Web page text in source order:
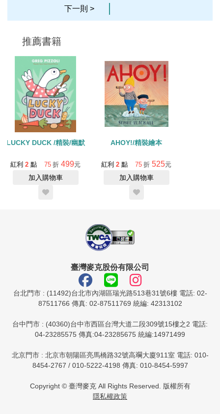
下一則 >
推薦書籍
LUCKY DUCK /精裝/幽默
紅利 2 點 75 折 499元
加入購物車
AHOY!/精裝繪本
紅利 2 點 75 折 525元
加入購物車
臺灣麥克股份有限公司
台北門市 : (11492)台北市內湖區瑞光路513巷31號6樓 電話: 02-
87511766 傳真: 02-87511769 統編: 42313102
台中門市 : (40360)台中市西區台灣大道二段309號15樓之2 電話:
04-23285575 傳真:04-23285675 統編:14971499
北京門市 : 北京市朝陽區亮馬橋路32號高斕大廈911室 電話: 010-
8454-2767 / 010-5222-4198 傳真: 010-8454-5997
Copyright © 臺灣麥克 All Rights Reserved. 版權所有
隱私權政策